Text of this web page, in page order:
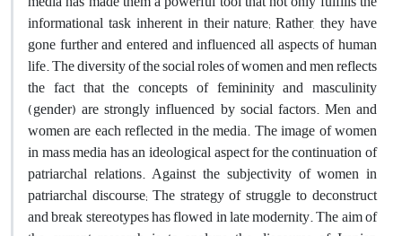
informational task inherent in their nature; Rather, they have
gone further and entered and influenced all aspects of human
life. The diversity of the social roles of women and men reflects
the fact that the concepts of femininity and masculinity
(gender) are strongly influenced by social factors. Men and
women are each reflected in the media. The image of women
in mass media has an ideological aspect for the continuation of
patriarchal relations. Against the subjectivity of women in
patriarchal discourse; The strategy of struggle to deconstruct
and break stereotypes has flowed in late modernity. The aim of